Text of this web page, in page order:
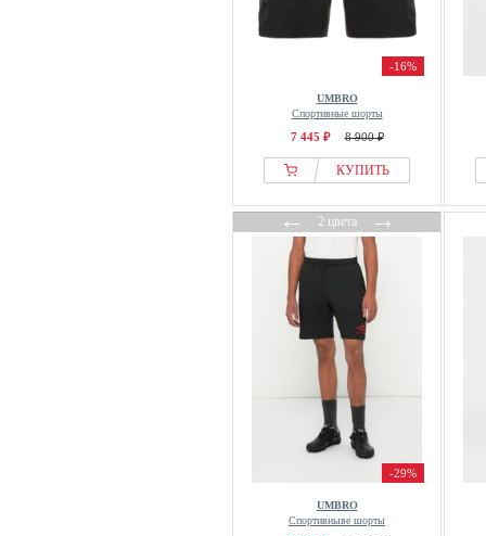
-16%
UMBRO
Спортивные шорты
7 445 ₽ 8 900 ₽
КУПИТЬ
←2 цвета→
-29%
UMBRO
Спортивныве шорты